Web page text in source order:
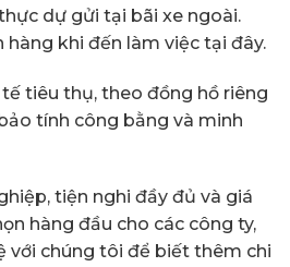
dự gửi tại bãi xe ngoài.
khi đến làm việc tại đây.
tiêu thụ, theo đồng hồ riêng
tính công bằng và minh
tiện nghi đầy đủ và giá
hàng đầu cho các công ty,
với chúng tôi để biết thêm chi